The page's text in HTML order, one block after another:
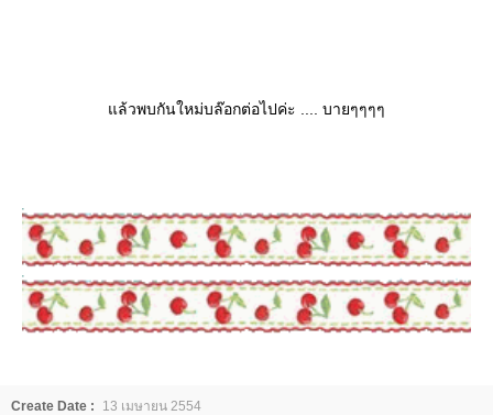
ล้วพบกันใหม่บล๊อกต่อไปค่ะ .... บายๆๆๆๆ
Create Date :
13 เมษายน 2554